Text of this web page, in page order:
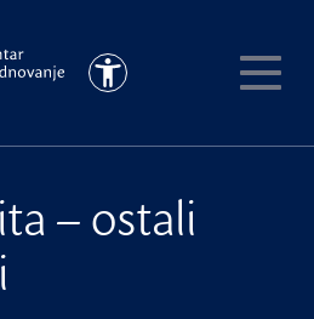
Pristupačnost
– ostali